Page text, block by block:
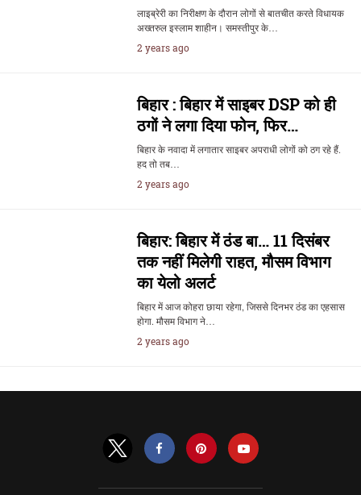
लाइब्रेरी का निरीक्षण के दौरान लोगों से बातचीत करते विधायक
अख्तरुल इस्लाम शाहीन। समस्तीपुर के…
2 years ago
बिहार : बिहार में साइबर DSP को ही
ठगों ने लगा दिया फोन, फिर…
बिहार के नवादा में लगातार साइबर अपराधी लोगों को ठग रहे हैं.
हद तो तब…
2 years ago
बिहार: बिहार में ठंड बा… 11 दिसंबर
तक नहीं मिलेगी राहत, मौसम विभाग
का येलो अलर्ट
बिहार में आज कोहरा छाया रहेगा, जिससे दिनभर ठंड का एहसास
होगा. मौसम विभाग ने…
2 years ago